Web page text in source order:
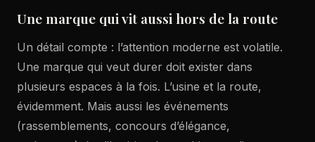
Une marque qui vit aussi hors de la route
Un détail compte : l’attention moderne est volatile.
Une marque qui veut durer doit exister dans
plusieurs espaces à la fois. L’usine et la route,
évidemment. Mais aussi les événements
(rassemblements, concours d’élégance,